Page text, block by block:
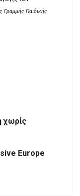
Γραμμής Παιδικής
χωρίς
Europe